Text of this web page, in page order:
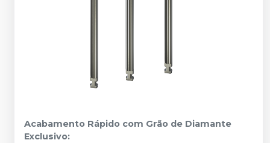
Acabamento Rápido com Grão de Diamante
Exclusivo: